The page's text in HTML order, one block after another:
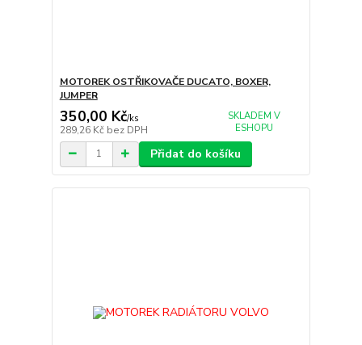
MOTOREK OSTŘIKOVAČE DUCATO, BOXER,
JUMPER
350,00 Kč/ks
289,26 Kč bez DPH
SKLADEM V
ESHOPU
Přidat do košíku